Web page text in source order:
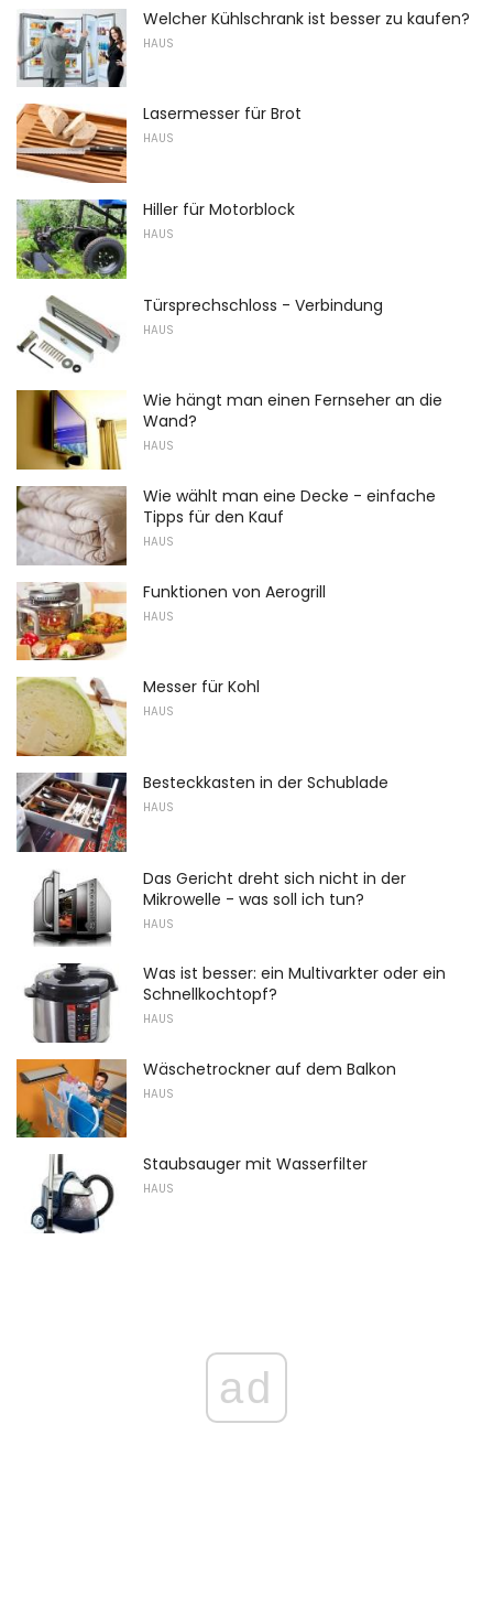
Welcher Kühlschrank ist besser zu kaufen?
HAUS
Lasermesser für Brot
HAUS
Hiller für Motorblock
HAUS
Türsprechschloss - Verbindung
HAUS
Wie hängt man einen Fernseher an die
Wand?
HAUS
Wie wählt man eine Decke - einfache
Tipps für den Kauf
HAUS
Funktionen von Aerogrill
HAUS
Messer für Kohl
HAUS
Besteckkasten in der Schublade
HAUS
Das Gericht dreht sich nicht in der
Mikrowelle - was soll ich tun?
HAUS
Was ist besser: ein Multivarkter oder ein
Schnellkochtopf?
HAUS
Wäschetrockner auf dem Balkon
HAUS
Staubsauger mit Wasserfilter
HAUS
ad